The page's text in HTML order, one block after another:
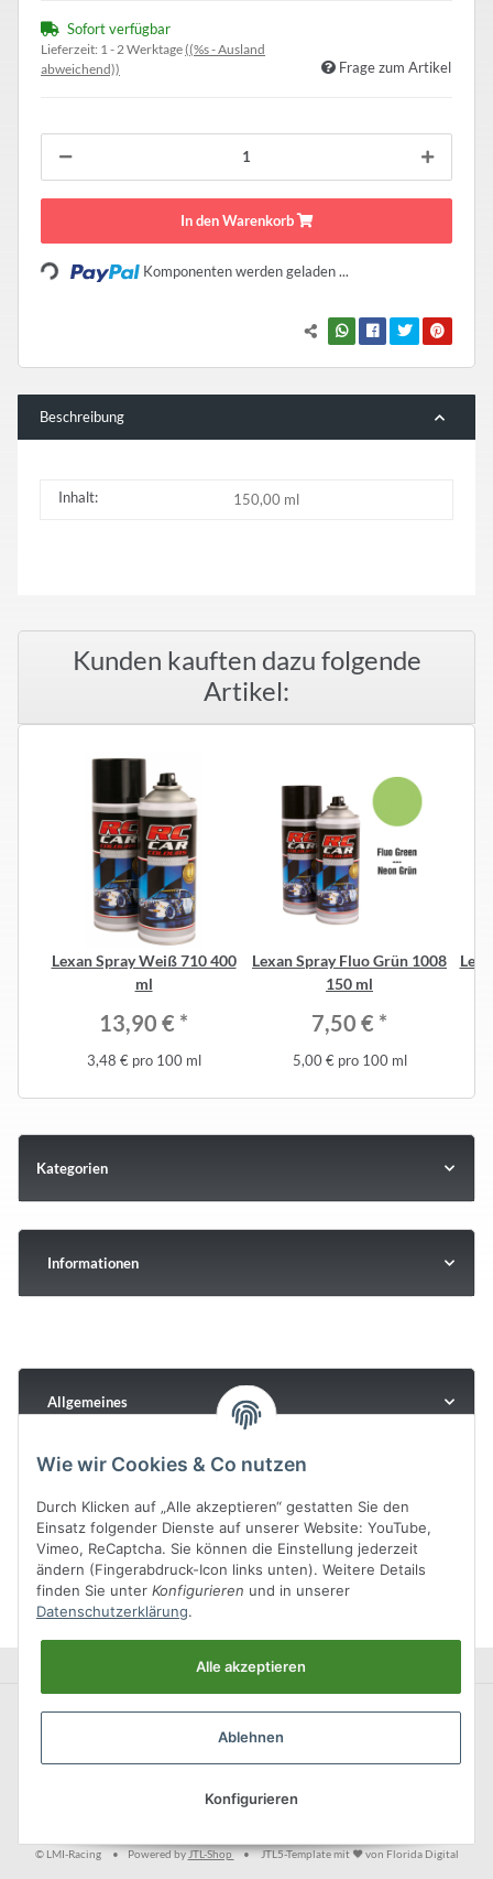
Sofort verfügbar
Lieferzeit: 1 - 2 Werktage((%s - Ausland
abweichend))
Frage zum Artikel
In den Warenkorb
Loading... Komponenten werden geladen ...
Beschreibung
Inhalt: 150,00 ml
Kunden kauften dazu folgende
Artikel:
Lexan Spray Weiß 710 400
ml
13,90 € *
3,48 € pro 100 ml
Lexan Spray Fluo Grün 1008
150 ml
7,50 € *
5,00 € pro 100 ml
Kategorien
Informationen
Allgemeines
* Alle Preise inkl. gesetzlicher USt., zzgl.
© LMI-Racing • Powered byJTL-Shop • JTL5-Template mit von Florida Digital
Wie wir Cookies & Co nutzen
Durch Klicken auf „Alle akzeptieren“ gestatten Sie den
Einsatz folgender Dienste auf unserer Website: YouTube,
Vimeo, ReCaptcha. Sie können die Einstellung jederzeit
ändern (Fingerabdruck-Icon links unten). Weitere Details
finden Sie unter Konfigurieren und in unserer
Datenschutzerklärung.
Alle akzeptieren
Ablehnen
Konfigurieren